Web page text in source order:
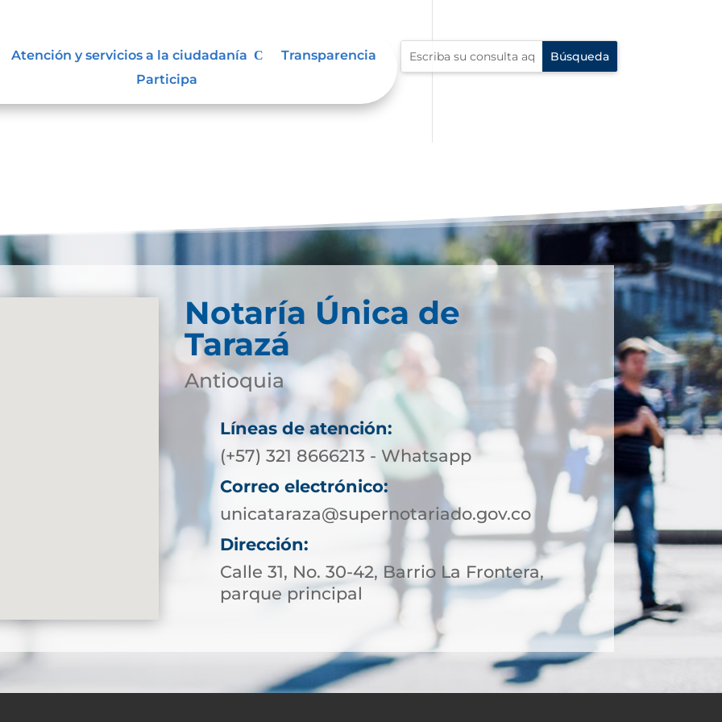
Atención y servicios a la ciudadanía
Transparencia
Participa
y reservada
Notaría Única de
Tarazá
Antioquia
Líneas de atención:
(+57) 321 8666213 - Whatsapp
Correo electrónico:
unicataraza@supernotariado.gov.co
Dirección:
Calle 31, No. 30-42, Barrio La Frontera,
parque principal